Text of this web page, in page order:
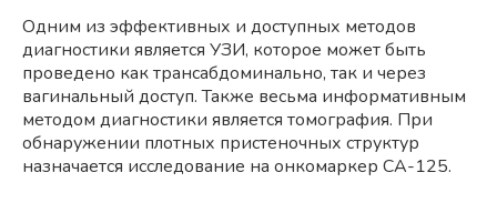
Одним из эффективных и доступных методов
диагностики является УЗИ, которое может быть
проведено как трансабдоминально, так и через
вагинальный доступ. Также весьма информативным
методом диагностики является томография. При
обнаружении плотных пристеночных структур
назначается исследование на онкомаркер СА-125.